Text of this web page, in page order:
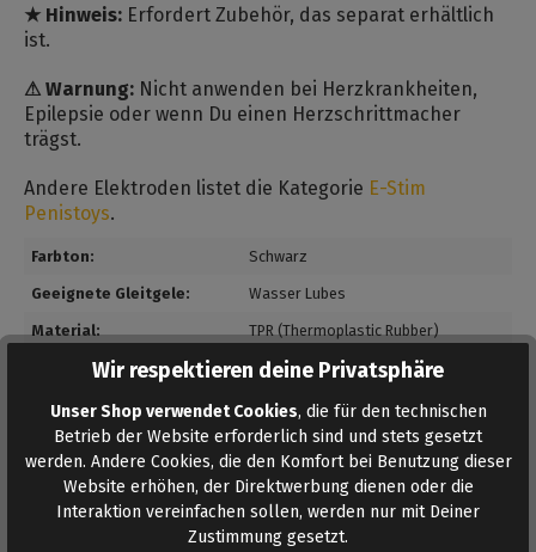
★ Hinweis: Erfordert Zubehör, das separat erhältlich
ist.
⚠ Warnung: Nicht anwenden bei Herzkrankheiten,
Epilepsie oder wenn Du einen Herzschrittmacher
trägst.
Andere Elektroden listet die Kategorie E-Stim
Penistoys.
Farbton: Schwarz
Geeignete Gleitgele: Wasser Lubes
Material: TPR (Thermoplastic Rubber)
Max. Durchmesser: 3,5 cm, 4 cm, 5 cm, 6 cm, 7 cm
Bewertungen
Bewertungen lesen, schreiben und diskutieren...
Mehr lesen
Wir respektieren deine Privatsphäre
Unser Shop verwendet Cookies, die für den technischen
Betrieb der Website erforderlich sind und stets gesetzt
werden. Andere Cookies, die den Komfort bei Benutzung dieser
Website erhöhen, der Direktwerbung dienen oder die
Interaktion vereinfachen sollen, werden nur mit Deiner
Zustimmung gesetzt.